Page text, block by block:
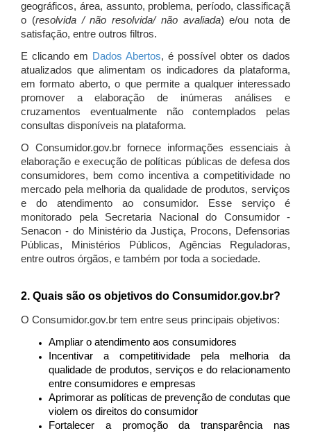
geográficos, área, assunto, problema, período, classificaçã
o (resolvida / não resolvida/ não avaliada) e/ou nota de
satisfação, entre outros filtros.
E clicando em Dados Abertos, é possível obter os dados
atualizados que alimentam os indicadores da plataforma,
em formato aberto, o que permite a qualquer interessado
promover a elaboração de inúmeras análises e
cruzamentos eventualmente não contemplados pelas
consultas disponíveis na plataforma.
O Consumidor.gov.br fornece informações essenciais à
elaboração e execução de políticas públicas de defesa dos
consumidores, bem como incentiva a competitividade no
mercado pela melhoria da qualidade de produtos, serviços
e do atendimento ao consumidor. Esse serviço é
monitorado pela Secretaria Nacional do Consumidor -
Senacon - do Ministério da Justiça, Procons, Defensorias
Públicas, Ministérios Públicos, Agências Reguladoras,
entre outros órgãos, e também por toda a sociedade.
2. Quais são os objetivos do Consumidor.gov.br?
O Consumidor.gov.br tem entre seus principais objetivos:
Ampliar o atendimento aos consumidores
Incentivar a competitividade pela melhoria da
qualidade de produtos, serviços e do relacionamento
entre consumidores e empresas
Aprimorar as políticas de prevenção de condutas que
violem os direitos do consumidor
Fortalecer a promoção da transparência nas